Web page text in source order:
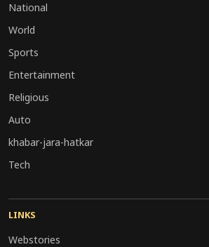
National
World
Sports
Entertainment
Religious
Auto
khabar-jara-hatkar
Tech
LINKS
Webstories